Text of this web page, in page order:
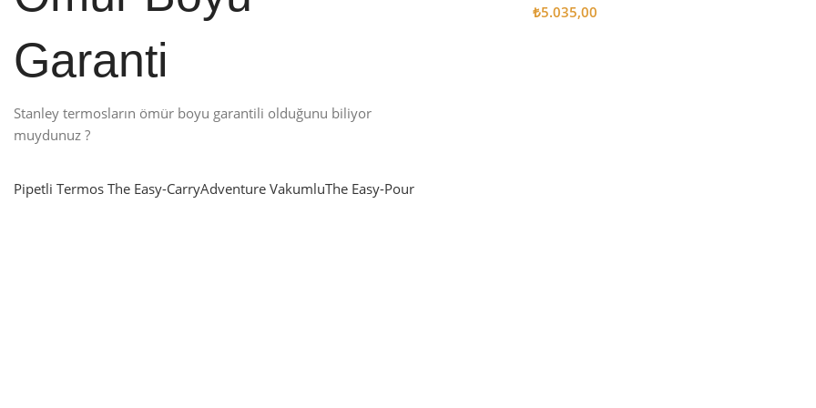
Garanti
Stanley termosların ömür boyu garantili olduğunu biliyor
muydunuz ?
Pipetli TermosThe Easy-CarryAdventure VakumluThe Easy-Pour
₺5.035,00